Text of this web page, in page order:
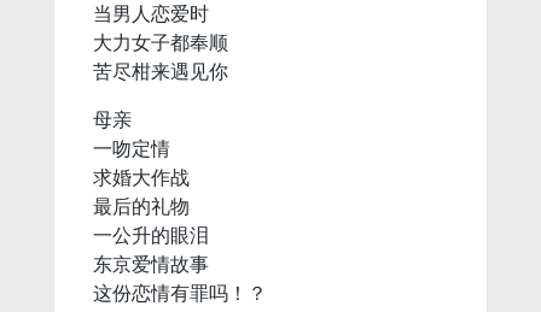
当男人恋爱时
大力女子都奉顺
苦尽柑来遇见你
母亲
一吻定情
求婚大作战
最后的礼物
一公升的眼泪
东京爱情故事
这份恋情有罪吗！？